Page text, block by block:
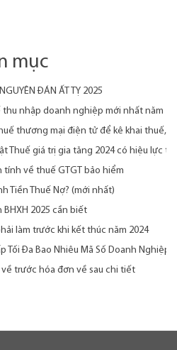
mục
ĐÁN ẤT TỴ 2025
nhập doanh nghiệp mới nhất năm
thương mại điện tử để kê khai thuế,
Thuế giá trị gia tăng 2024 có hiệu lực
về thuế GTGT bảo hiểm
Tiền Thuế Nợ? (mới nhất)
2025 cần biết
làm trước khi kết thúc năm 2024
Tối Đa Bao Nhiêu Mã Số Doanh Nghiệp
trước hóa đơn về sau chi tiết